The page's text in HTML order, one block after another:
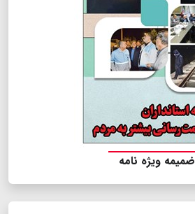
ضمیمه ویژه نامه